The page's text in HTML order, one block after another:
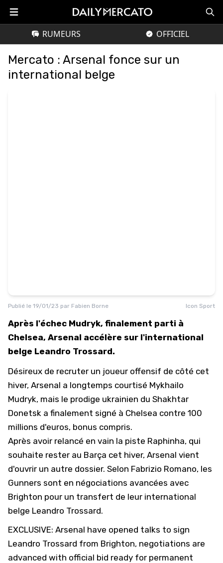
RUMEURS OFFICIEL
Mercato : Arsenal fonce sur un
international belge
Publié le 19/01/23 par Fabien Borne Icon Sport
Après l'échec Mudryk, finalement parti à
Chelsea, Arsenal accélère sur l'international
belge Leandro Trossard.
Désireux de recruter un joueur offensif de côté cet
hiver, Arsenal a longtemps courtisé Mykhailo
Mudryk, mais le prodige ukrainien du Shakhtar
Donetsk a finalement signé à Chelsea contre 100
millions d'euros, bonus compris.
Après avoir relancé en vain la piste Raphinha, qui
souhaite rester au Barça cet hiver, Arsenal vient
d'ouvrir un autre dossier. Selon Fabrizio Romano, les
Gunners sont en négociations avancées avec
Brighton pour un transfert de leur international
belge Leandro Trossard.
EXCLUSIVE: Arsenal have opened talks to sign
Leandro Trossard from Brighton, negotiations are
advanced with official bid ready for permanent